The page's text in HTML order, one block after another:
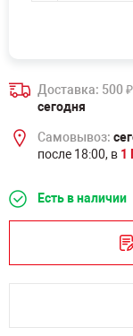
Доставка: 500₽
сегодня
Самовывоз:
после 18:00, в 1
Есть в наличии